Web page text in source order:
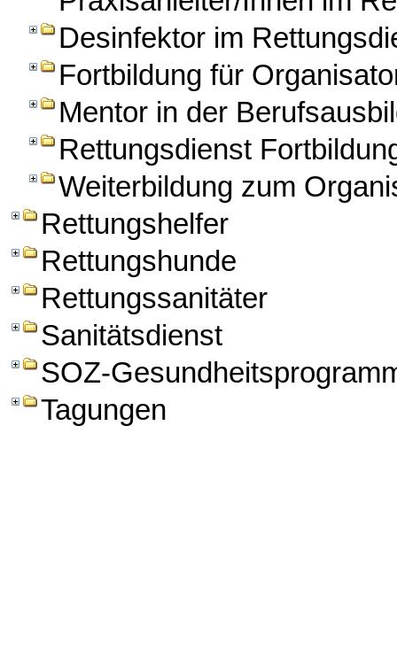
Desinfektor im
Fortbildung für
Mentor in der
Rettungsdienst
Weiterbildung zum
Rettungshelfer
Rettungshunde
Rettungssanitäter
Sanitätsdienst
SOZ-
Tagungen